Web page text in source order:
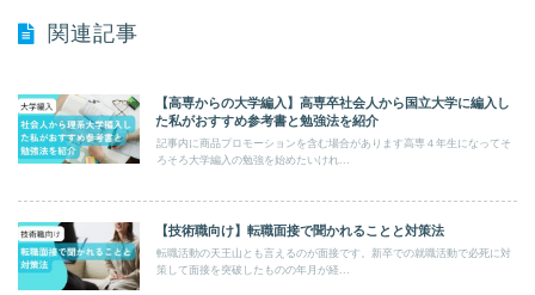
関連記事
【高専からの大学編入】高専卒社会人から国立大学に編入し
た私がおすすめ参考書と勉強法を紹介
記事内に商品プロモーションを含む場合があります高専４年生になってそ
ろそろ大学編入の勉強を始めたいけれ...
【技術職向け】転職面接で聞かれることと対策法
転職活動の天王山とも言えるのが面接です。新卒での就職活動で必死に対
策して面接を突破したものの年月が経...